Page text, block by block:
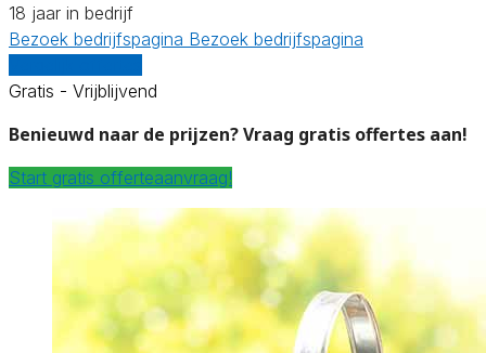
18 jaar in bedrijf
Bezoek bedrijfspagina Bezoek bedrijfspagina
Gratis - Vrijblijvend
Benieuwd naar de prijzen? Vraag gratis offertes aan!
Start gratis offerteaanvraag!